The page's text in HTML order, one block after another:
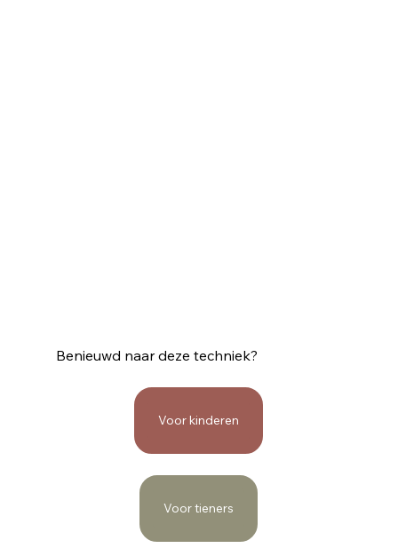
Benieuwd naar deze techniek?
Voor kinderen
Voor tieners